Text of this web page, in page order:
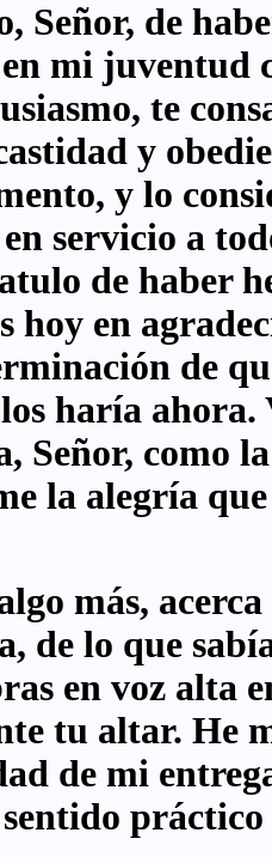
Señor, de
mi juventud
te
y
y lo
servicio a
de haber
hoy en
de
haría
Señor, como
la alegría
más,
de lo que
en voz alta
tu altar. He
de mi
práctico